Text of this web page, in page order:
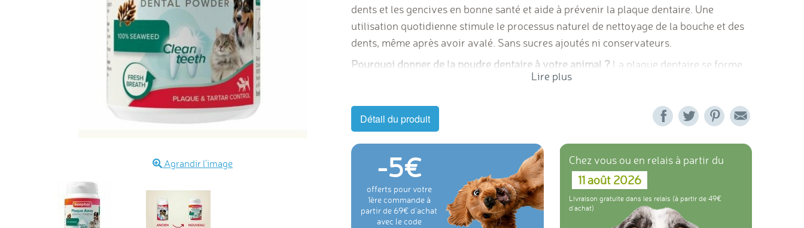
Agrandir l'image
dents et les gencives en bonne santé et aide à prévenir la plaque dentaire. Une
utilisation quotidienne stimule le processus naturel de nettoyage de la bouche et des
dents, même après avoir avalé. Sans sucres ajoutés ni conservateurs.
Pourquoi donner de la poudre dentaire à votre animal ? La plaque dentaire se forme
chaque jour sur la surface des dents. Si elle n’est pas éliminée, elle peut entrainer des
de votre animal grâce à la poudre dentaire Beaphar. Elle limite l’apparition des
problèmes bucco-dentaires et procure une haleine fraîche.
Lire plus
Détail du produit
-5
offerts pour votre
1ère commande à
partir de 69€ d'achat
avec le code
Chez vous ou en relais à partir du
11 août 2026
Livraison gratuite dans les relais (à partir de 49
d'achat)